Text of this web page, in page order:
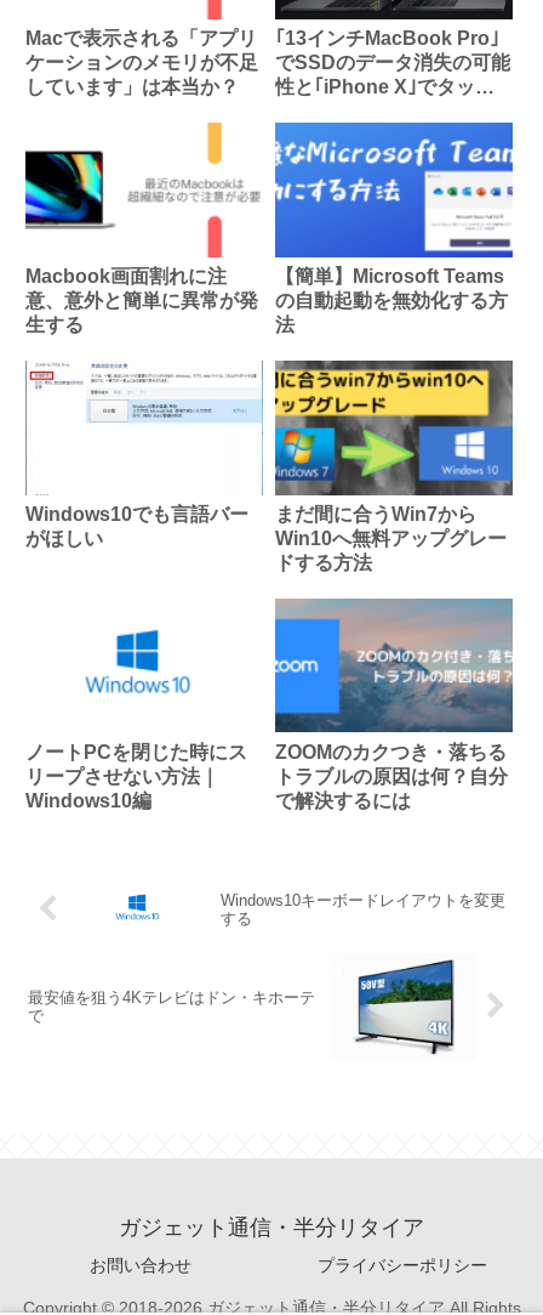
Macで表示される「アプリ
ケーションのメモリが不足
しています」は本当か？
｢13インチMacBook Pro｣
でSSDのデータ消失の可能
性と｢iPhone X｣でタッチ
Macbook画面割れに注
意、意外と簡単に異常が発
生する
【簡単】Microsoft Teams
の自動起動を無効化する方
法
Windows10でも言語バー
がほしい
まだ間に合うWin7から
Win10へ無料アップグレー
ドする方法
ノートPCを閉じた時にス
リープさせない方法｜
Windows10編
ZOOMのカクつき・落ちる
トラブルの原因は何？自分
で解決するには
Windows10キーボードレイアウトを変更
する
最安値を狙う4Kテレビはドン・キホーテ
で
ガジェット通信・半分リタイア
お問い合わせ プライバシーポリシー
Copyright © 2018-2026 ガジェット通信・半分リタイア All Rights